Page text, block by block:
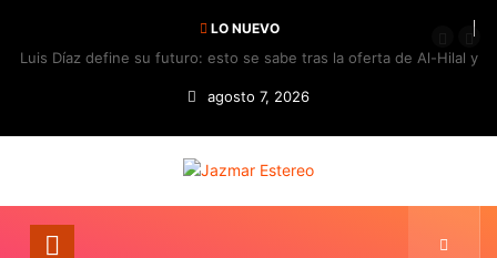
LO NUEVO
Luis Díaz define su futuro: esto se sabe tras la oferta de Al-Hilal y
la respuesta del Bayern
agosto 7, 2026